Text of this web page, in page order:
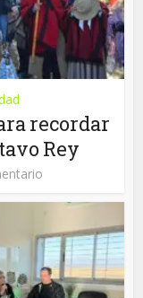
recordar
Rey